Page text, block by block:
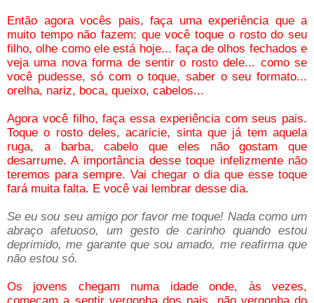
Então agora vocês pais, faça uma experiência que a
muito tempo não fazem: que você toque o rosto do seu
filho, olhe como ele está hoje... faça de olhos fechados e
veja uma nova forma de sentir o rosto dele... como se
você pudesse, só com o toque, saber o seu formato...
orelha, nariz, boca, queixo, cabelos...
Agora você filho, faça essa experiência com seus pais.
Toque o rosto deles, acaricie, sinta que já tem aquela
ruga, a barba, cabelo que eles não gostam que
desarrume. A importância desse toque infelizmente não
teremos para sempre. Vai chegar o dia que esse toque
fará muita falta. E você vai lembrar desse dia.
Se eu sou seu amigo por favor me toque! Nada como um
abraço afetuoso, um gesto de carinho quando estou
deprimido, me garante que sou amado, me reafirma que
não estou só.
Os jovens chegam numa idade onde, às vezes,
começam a sentir vergonha dos pais, não vergonha do